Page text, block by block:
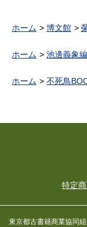
ホーム 博文館
ホーム 池邊義象編
ホーム 不死鳥
特定
東京都古書籍商業協同